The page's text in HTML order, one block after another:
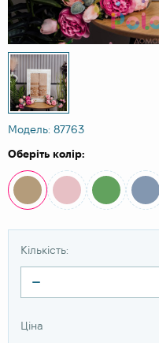
Модель: 87763
Оберіть колір:
Кількість:
Ціна